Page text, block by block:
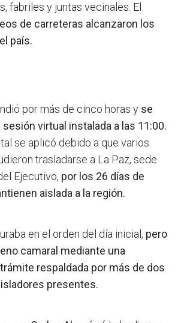
fabriles y juntas vecinales. El
de carreteras alcanzaron los
país.
por más de cinco horas y se
virtual instalada a las 11:00.
se aplicó debido a que varios
trasladarse a La Paz, sede
Ejecutivo, por los 26 días de
aislada a la región.
en el orden del día inicial, pero
camaral mediante una
respaldada por más de dos
presentes.